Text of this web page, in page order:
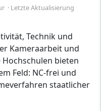
· Letzte Aktualisierung
Technik und
Kameraarbeit und
bieten
Feld: NC-frei und
staatlicher